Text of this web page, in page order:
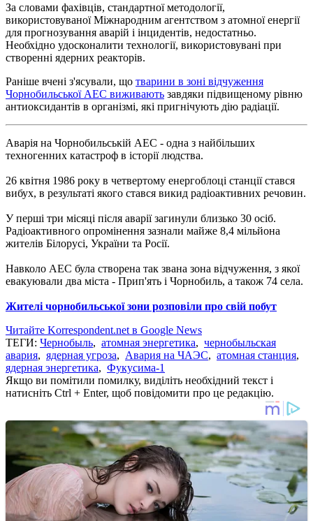
За словами фахівців, стандартної методології,
використовуваної Міжнародним агентством з атомної енергії
для прогнозування аварій і інцидентів, недостатньо.
Необхідно удосконалити технології, використовувані при
створенні ядерних реакторів.
Раніше вчені з'ясували, що тварини в зоні відчуження
Чорнобильської АЕС виживають завдяки підвищеному рівню
антиоксидантів в організмі, які пригнічують дію радіації.
Аварія на Чорнобильській АЕС - одна з найбільших
техногенних катастроф в історії людства.
26 квітня 1986 року в четвертому енергоблоці станції стався
вибух, в результаті якого стався викид радіоактивних речовин.
У перші три місяці після аварії загинули близько 30 осіб.
Радіоактивного опромінення зазнали майже 8,4 мільйона
жителів Білорусі, України та Росії.
Навколо АЕС була створена так звана зона відчуження, з якої
евакуювали два міста - Прип'ять і Чорнобиль, а також 74 села.
Жителі чорнобильської зони розповіли про свій побут
Читайте Korrespondent.net в Google News
ТЕГИ: Чернобыль, атомная энергетика, чернобыльская
авария, ядерная угроза, Авария на ЧАЭС, атомная станция,
ядерная энергетика, Фукусима-1
Якщо ви помітили помилку, виділіть необхідний текст і
натисніть Ctrl + Enter, щоб повідомити про це редакцію.